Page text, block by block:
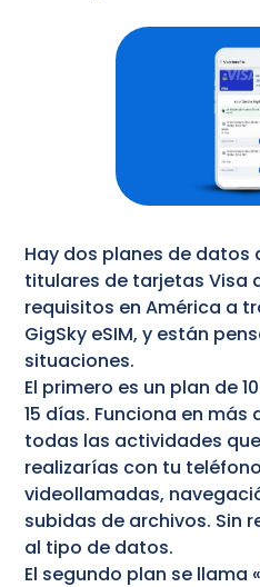
Hay dos planes de datos
titulares de tarjetas Visa
requisitos en América a
GigSky eSIM, y están
situaciones.
El primero es un plan de
15 días. Funciona en más
todas las actividades
realizarías con tu
videollamadas,
subidas de archivos. Sin
al tipo de datos.
El segundo plan se llama